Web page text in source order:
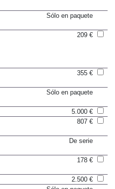
5.000 €
2.500 €